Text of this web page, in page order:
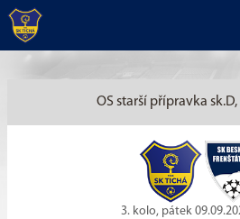
OS starší přípravka sk.D,
3. kolo, pátek